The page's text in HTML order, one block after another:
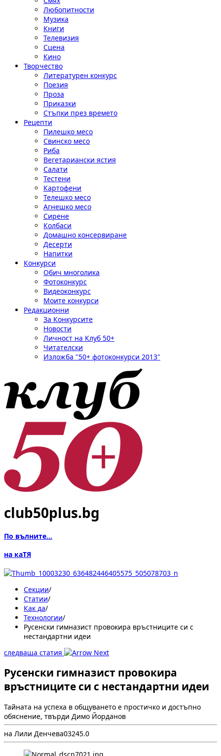
Любопитности
Музика
Книги
Телевизия
Сцена
Кино
Творчество
Литературен конкурс
Поезия
Проза
Приказки
Стъпки през времето
Рецепти
Пилешко месо
Свинско месо
Риба
Вегетариански ястия
Салати
Тестени
Картофени
Телешко месо
Агнешко месо
Сирене
Колбаси
Домашно консервиране
Десерти
Напитки
Конкурси
Обич многолика
Фотоконкурс
Видеоконкурс
Моите конкурси
Редакционни
За Конкурсите
Новости
Личност на Клуб 50+
Читателски
Изложба "50+ фотоконкурси 2013"
club50plus.bg
По вълните...
на каТЯ
Секции/
Статии/
Как да/
Технологии/
Русенски гимназист провокира връстниците си с
нестандартни идеи
следваща статия
Русенски гимназист провокира
връстниците си с нестандартни идеи
Тайната на успеха в общуването е простичко и достъпно
обяснение, твърди Димо Йорданов
на Лили Денчева03245.0